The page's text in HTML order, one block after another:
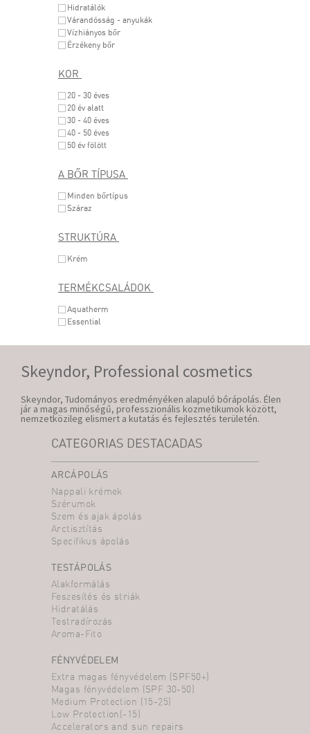
Hidratálók
Várandósság - anyukák
Vízhiányos bőr
Érzékeny bőr
KOR
20 - 30 éves
20 év alatt
30 - 40 éves
40 - 50 éves
50 év fölött
A BŐR TÍPUSA
Minden bőrtípus
Száraz
STRUKTÚRA
Krém
TERMÉKCSALÁDOK
Aquatherm
Essential
Skeyndor, Professional cosmetics
Skeyndor, Tudományos eredményéken alapuló bőrápolás. Élen
jár a magas minőségű, professzionális kozmetikumok között,
nemzetközileg elismert a kutatás és fejlesztés területén.
CATEGORIAS DESTACADAS
ARCÁPOLÁS
Nappali krémek
Szérumok
Szem és ajak ápolás
Arctisztítás
Specifikus ápolás
TESTÁPOLÁS
Alakformálás
Feszesítés és striák
Hidratálás
Testradírozás
Aroma-Fito
FÉNYVÉDELEM
Extra magas fényvédelem (SPF50+)
Magas fényvédelem (SPF 30-50)
Medium Protection (15-25)
Low Protection(-15)
Accelerators and sun repairs